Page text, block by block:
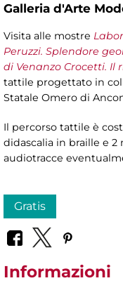
Galleria d'Arte
Visita alle mostre
Peruzzi. Splendore
di Venanzo Crocetti. Il
tattile progettato in
Statale Omero di
Il percorso tattile è
didascalia in braille e
audiotracce
Gratis
Informazioni